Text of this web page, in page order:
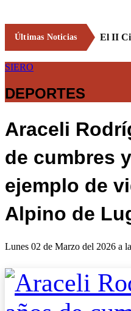
Últimas Noticias
SIERO
DEPORTES
Araceli
de cumbres
ejemplo de
Alpino de
Lunes 02 de Marzo del 2026 a